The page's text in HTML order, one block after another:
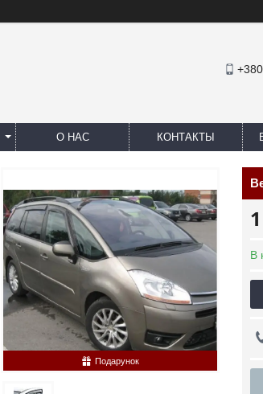
О НАС КОНТАКТЫ
Подарунок
В